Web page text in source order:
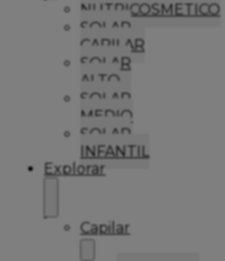
NUTRICOSMETICO
SOLAR
CAPILAR
SOLAR
ALTO
SOLAR
MEDIO
SOLAR
INFANTIL
Explorar
Capilar